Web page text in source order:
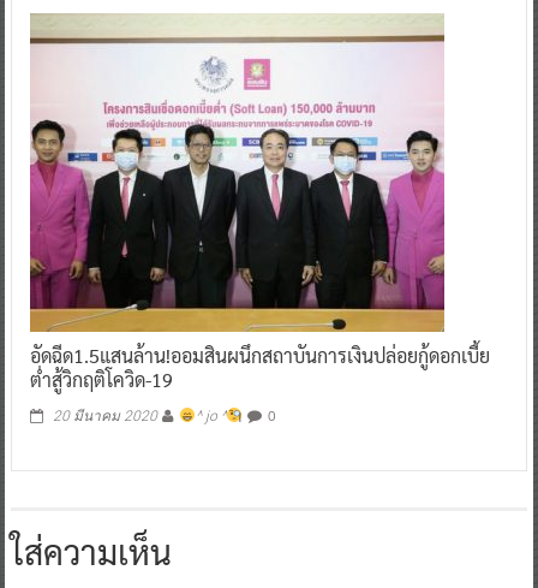
อัดฉีด1.5แสนล้าน!ออมสินผนึกสถาบันการเงินปล่อยกู้ดอกเบี้ย
ต่ำสู้วิกฤติโควิด-19
20 มีนาคม 2020 ^ jo ^ 0
ใส่ความเห็น